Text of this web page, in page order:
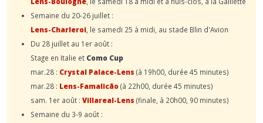
Semaine du 20-26 juillet :
Lens-Charleroi , le samedi 25 à midi, au stade Blin d'Avion
Du 28 juillet au 1er août :
Stage en Italie et Como Cup
mar.28 : Crystal Palace-Lens (à 19h00, durée 45 minutes)
mar.28 : Lens-Famalicão(à 22h00, durée 45 minutes)
sam. 1er août : Villareal-Lens (finale, à 20h00, 90 minutes)
Semaine du 3-9 août :